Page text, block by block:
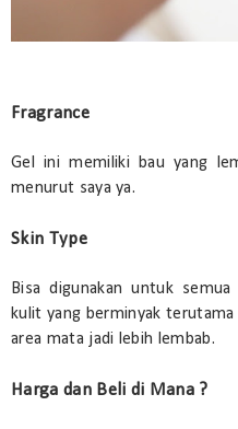
Fragrance
Gel ini memiliki bau yang
menurut saya ya.
Skin Type
Bisa digunakan untuk
kulit yang berminyak
area mata jadi lebih lembab.
Harga dan Beli di Mana ?